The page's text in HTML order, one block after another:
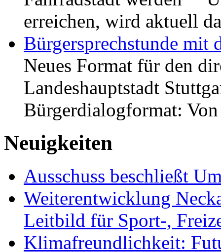
erreichen, wird aktuell
Bürgersprechstunde mit
Neues Format für den
Landeshauptstadt
Bürgerdialogformat:
Neuigkeiten
Ausschuss beschließt
Weiterentwicklung
Leitbild für Sport-,
Klimafreundlichkeit: